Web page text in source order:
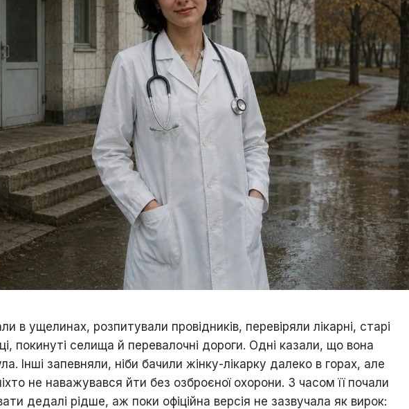
в ущелинах, розпитували провідників, перевіряли лікарні, старі
покинуті селища й перевалочні дороги. Одні казали, що вона
Інші запевняли, ніби бачили жінку-лікарку далеко в горах, але
не наважувався йти без озброєної охорони. З часом її почали
дедалі рідше, аж поки офіційна версія не зазвучала як вирок: